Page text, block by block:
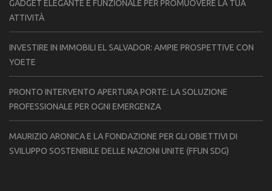
GADGET ELEGANTE E FUNZIONALE PER PROMUOVERE LA TUA
ATTIVITÀ
INVESTIRE IN IMMOBILI EL SALVADOR: AMPIE PROSPETTIVE CON
YOETE
PRONTO INTERVENTO APERTURA PORTE: LA SOLUZIONE
PROFESSIONALE PER OGNI EMERGENZA
MAURIZIO ARONICA E LA FONDAZIONE PER GLI OBIETTIVI DI
SVILUPPO SOSTENIBILE DELLE NAZIONI UNITE (FFUN SDG)